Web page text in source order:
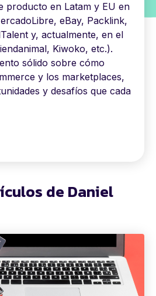
producto en Latam y EU en
eBay, Packlink,
y, actualmente, en el
Kiwoko, etc.).
sólido sobre cómo
y los marketplaces,
y desafíos que cada
de Daniel